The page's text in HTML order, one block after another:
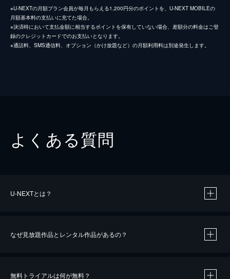
※U-NEXTの月額プラン会員が毎月もらえる1,200円分のポイントを、U-NEXT MOBILEの
月額基本料の支払いに充てた場合。
※決済時において支払金額に相当するポイントを保有していない場合、差額分の料金はご登
録のクレジットカードでのお支払いとなります。
※通話料、SMS通信料、オプション（かけ放題など）の月額利用料は別途発生します。
よくある質問
U-NEXTとは？
なぜ見放題作品とレンタル作品があるの？
無料トライアルは何が無料？